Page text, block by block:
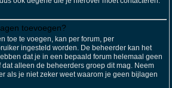
toevoegen?
toe te voegen, kan per forum, per
ingesteld worden. De beheerder kan het
dat je in een bepaald forum helemaal geen
alleen de beheerders groep dit mag. Neem
als je niet zeker weet waarom je geen bijlagen